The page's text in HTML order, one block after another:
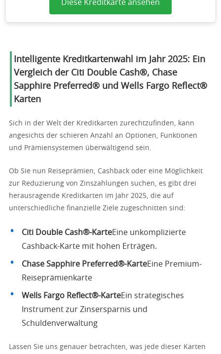
Diese Kreditkarte ansehen
Intelligente Kreditkartenwahl im Jahr 2025: Ein
Vergleich der Citi Double Cash®, Chase
Sapphire Preferred® und Wells Fargo Reflect®
Karten
Sich in der Welt der Kreditkarten zurechtzufinden, kann
angesichts der schieren Anzahl an Optionen, Funktionen
und Prämiensystemen überwältigend sein.
Ob Sie nun Reiseprämien, Cashback oder eine Möglichkeit
zur Reduzierung von Zinszahlungen suchen, es gibt drei
herausragende Kreditkarten im Jahr 2025, die auf
unterschiedliche finanzielle Ziele zugeschnitten sind:
Citi Double Cash®-KarteEine unkomplizierte
Cashback-Karte mit hohen Erträgen.
Chase Sapphire Preferred®-KarteEine Premium-
Reiseprämienkarte
Wells Fargo Reflect®-KarteEin strategisches
Instrument zur Zinsersparnis und
Schuldenverwaltung
Lassen Sie uns genauer betrachten, was jede dieser Karten